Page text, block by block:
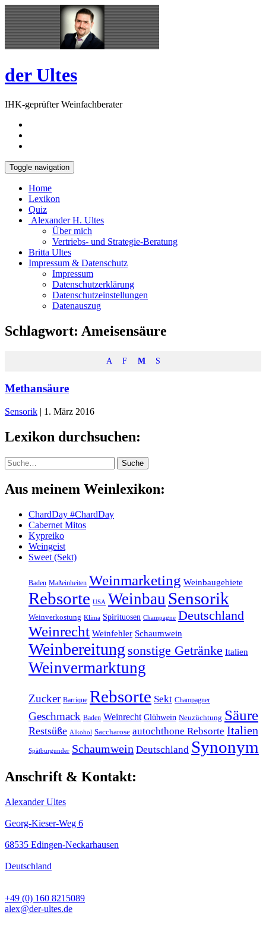
Skip
to
content
Open
Sidebar
der Ultes
IHK-geprüfter Weinfachberater
Toggle navigation
Home
Lexikon
Quiz
Alexander H. Ultes
Über mich
Vertriebs- und Strategie-Beratung
Britta Ultes
Impressum & Datenschutz
Impressum
Datenschutzerklärung
Datenschutzeinstellungen
Datenauszug
Schlagwort: Ameisensäure
A F M S
Methansäure
Sensorik | 1. März 2016
Lexikon durchsuchen:
Suche Suche
Aus meinem Weinlexikon:
ChardDay #ChardDay
Cabernet Mitos
Kypreiko
Weingeist
Sweet (Sekt)
Baden Maßeinheiten Weinmarketing Weinbaugebiete
Rebsorte USA Weinbau Sensorik
Weinverkostung Klima Spirituosen Champagne Deutschland
Weinrecht Weinfehler Schaumwein
Weinbereitung sonstige Getränke Italien
Weinvermarktung
Zucker Barrique Rebsorte Sekt Champagner
Geschmack Baden Weinrecht Glühwein Neuzüchtung Säure
Restsüße Alkohol Saccharose autochthone Rebsorte Italien
Spätburgunder Schaumwein Deutschland Synonym
Anschrift & Kontakt:
Alexander Ultes
Georg-Kieser-Weg 6
68535 Edingen-Neckarhausen
Deutschland
+49 (0) 160 8215089
alex@der-ultes.de